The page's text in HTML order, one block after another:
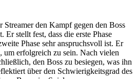
Streamer den Kampf gegen den Boss
Er stellt fest, dass die erste Phase
Phase sehr anspruchsvoll ist. Er
um erfolgreich zu sein. Nach vielen
den Boss zu besiegen, was ihn
über den Schwierigkeitsgrad des